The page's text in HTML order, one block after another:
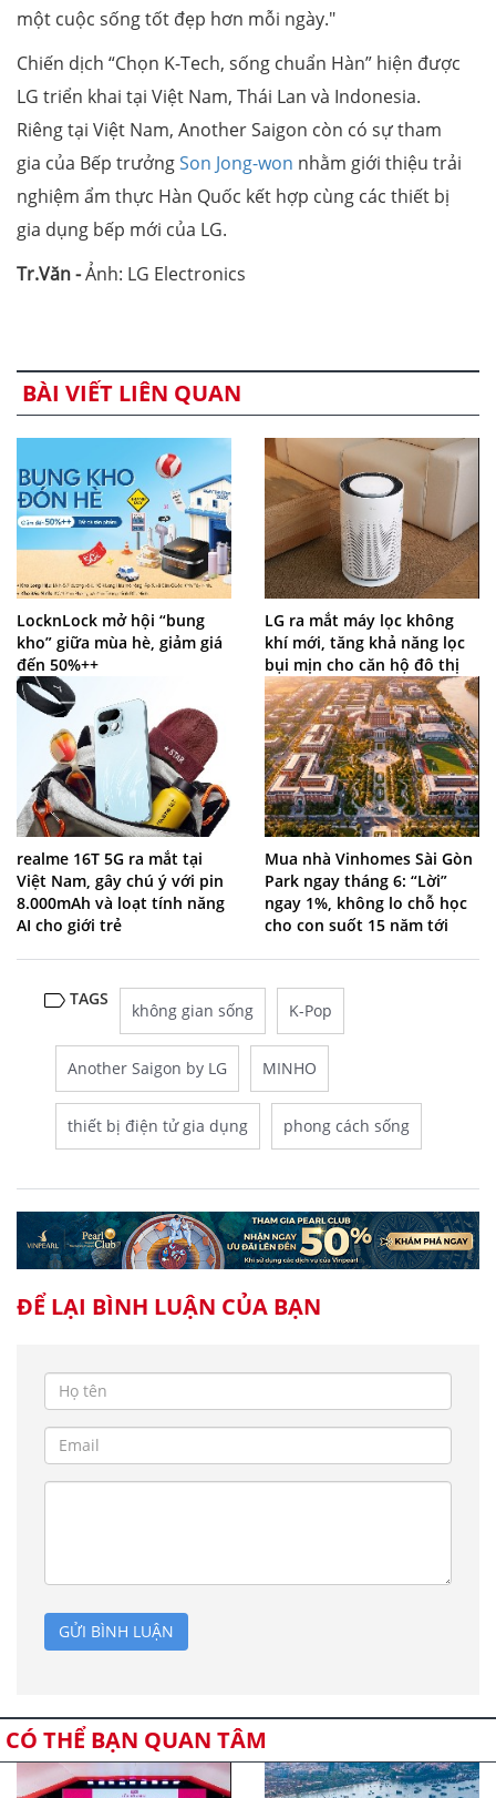
một cuộc sống tốt đẹp hơn mỗi ngày."
Chiến dịch “Chọn K-Tech, sống chuẩn Hàn” hiện được
LG triển khai tại Việt Nam, Thái Lan và Indonesia.
Riêng tại Việt Nam, Another Saigon còn có sự tham
gia của Bếp trưởngSon Jong-won nhằm giới thiệu trải
nghiệm ẩm thực Hàn Quốc kết hợp cùng các thiết bị
gia dụng bếp mới của LG.
Tr.Văn -Ảnh: LG Electronics
BÀI VIẾT LIÊN QUAN
LocknLock mở hội “bung
kho” giữa mùa hè, giảm giá
đến 50%++
LG ra mắt máy lọc không
khí mới, tăng khả năng lọc
bụi mịn cho căn hộ đô thị
realme 16T 5G ra mắt tại
Việt Nam, gây chú ý với pin
8.000mAh và loạt tính năng
AI cho giới trẻ
Mua nhà Vinhomes Sài Gòn
Park ngay tháng 6: “Lời”
ngay 1%, không lo chỗ học
cho con suốt 15 năm tới
TAGS
không gian sống K-Pop
Another Saigon by LG MINHO
thiết bị điện tử gia dụng phong cách sống
ĐỂ LẠI BÌNH LUẬN CỦA BẠN
GỬI BÌNH LUẬN
CÓ THỂ BẠN QUAN TÂM